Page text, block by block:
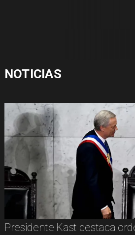
NOTICIAS
Presidente Kast destaca